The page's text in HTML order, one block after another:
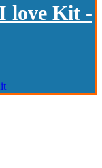
love Kit -